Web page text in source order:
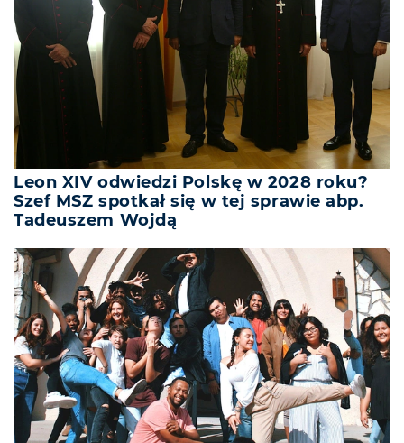
Leon XIV odwiedzi Polskę w 2028 roku?
Szef MSZ spotkał się w tej sprawie abp.
Tadeuszem Wojdą